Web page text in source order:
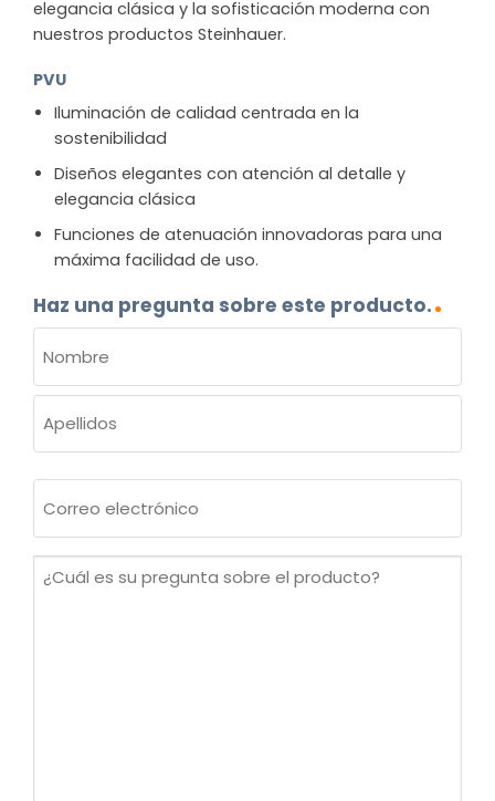
elegancia clásica y la sofisticación moderna con
nuestros productos Steinhauer.
PVU
Iluminación de calidad centrada en la
sostenibilidad
Diseños elegantes con atención al detalle y
elegancia clásica
Funciones de atenuación innovadoras para una
máxima facilidad de uso.
Haz una pregunta sobre este producto.
(OBLIGATORIO)
Nombre
electrónico
¿Cuál